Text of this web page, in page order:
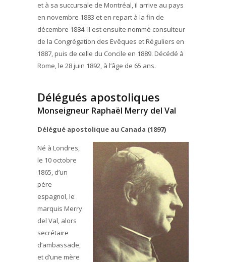
et à sa succursale de Montréal, il arrive au pays
en novembre 1883 et en repart à la fin de
décembre 1884. Il est ensuite nommé consulteur
de la Congrégation des Evêques et Réguliers en
1887, puis de celle du Concile en 1889. Décédé à
Rome, le 28 juin 1892, à l’âge de 65 ans.
Délégués apostoliques
Monseigneur Raphaël Merry del Val
Délégué apostolique au Canada (1897)
Né à Londres,
le 10 octobre
1865, d’un
père
espagnol, le
marquis Merry
del Val, alors
secrétaire
d’ambassade,
et d’une mère